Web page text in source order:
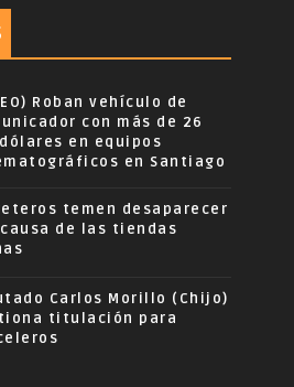
Roban vehículo de
con más de 26
en equipos
en Santiago
temen desaparecer
de las tiendas
Carlos Morillo (Chijo)
titulación para